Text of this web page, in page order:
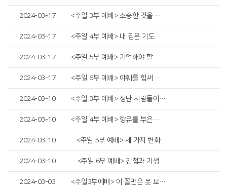
2024-03-17 <주일 3부 예배> 소중한 것을 잃지 말라
2024-03-17 <주일 4부 예배> 내 집은 기도하는 집이라
2024-03-17 <주일 5부 예배> 기억해야 할 두 번째 표적
2024-03-17 <주일 6부 예배> 야훼를 힘써 알자
2024-03-10 <주일 3부 예배> 성난 사람들이 예수님을 만났을 때
2024-03-10 <주일 4부 예배> 향유를 부은 여인
2024-03-10 <주일 5부 예배> 세 가지 변화
2024-03-10 <주일 6부 예배> 간첩과 기생
2024-03-03 <주일3부예배> 이 꼴만은 못 보시는 하나님